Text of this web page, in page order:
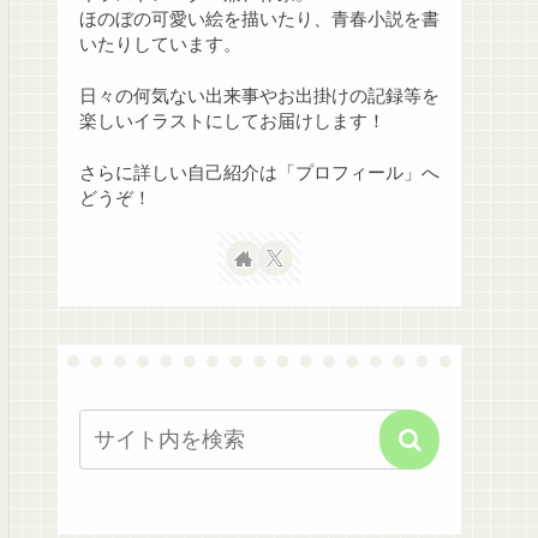
ほのぼの可愛い絵を描いたり、青春小説を書
いたりしています。
日々の何気ない出来事やお出掛けの記録等を
楽しいイラストにしてお届けします！
さらに詳しい自己紹介は「プロフィール」へ
どうぞ！